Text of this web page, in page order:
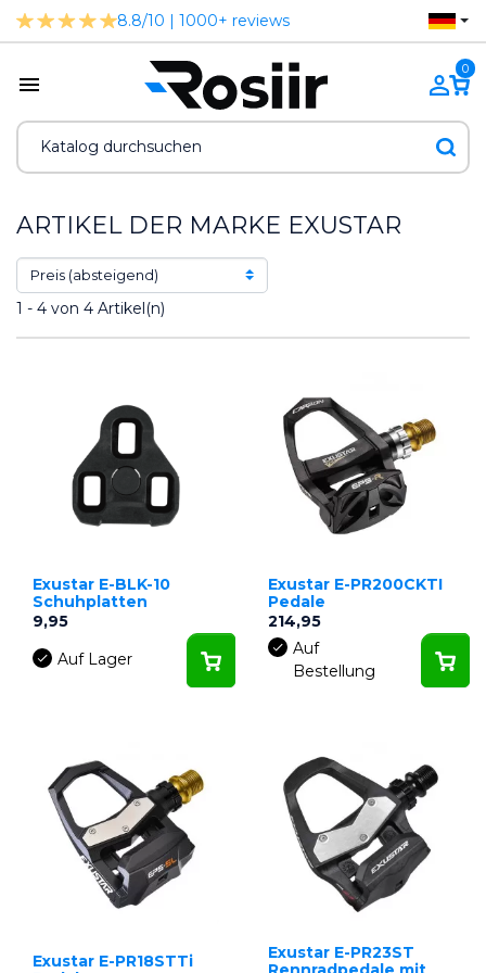
8.8/10 | 1000+ reviews
0
ARTIKEL DER MARKE EXUSTAR
1 - 4 von 4 Artikel(n)
Exustar E-BLK-10
Schuhplatten
Preis
9,95
Auf Lager
Exustar E-PR200CKTI
Pedale
Preis
214,95
Auf
Bestellung
Exustar E-PR18STTi
Exustar E-PR23ST